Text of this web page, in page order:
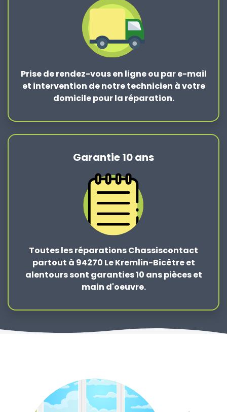
Prise de rendez-vous en ligne ou par e-mail
et intervention de notre technicien à votre
domicile pour la réparation.
Garantie 10 ans
Toutes les réparations Chassiscontact
partout à 94270 Le Kremlin-Bicêtre et
alentours sont garanties 10 ans pièces et
main d'oeuvre.